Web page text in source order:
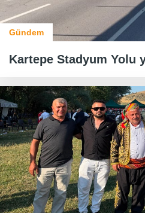
Gündem
Kartepe Stadyum Yolu